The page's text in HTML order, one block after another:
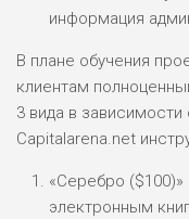
информация
В плане обучения
клиентам
3 вида в
Capitalarena.net
«Серебро ($100)»
электронным